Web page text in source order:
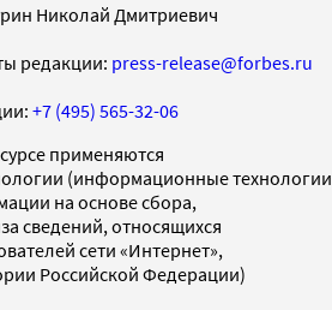
Николай Дмитриевич
редакции: press-release@forbes.ru
+7 (495) 565-32-06
применяются
(информационные технологии
на основе сбора,
сведений, относящихся
сети «Интернет»,
Российской Федерации)